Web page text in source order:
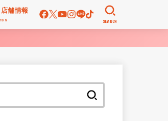
舗情報
SEARCH